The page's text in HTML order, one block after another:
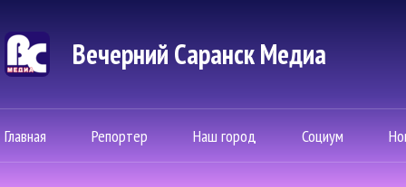
Вечерний Саранск Mедиа
Главная Репортер Наш город Социум